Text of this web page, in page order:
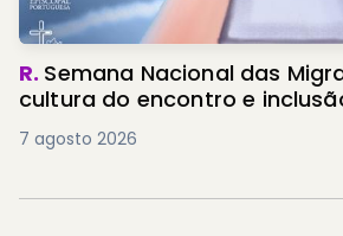
R. Semana Nacional das
cultura do encontro e
7 agosto 2026